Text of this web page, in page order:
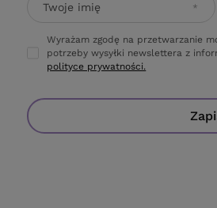
Twoje imię
Wyrażam zgodę na przetwarzanie
potrzeby wysyłki newslettera z
polityce prywatności.